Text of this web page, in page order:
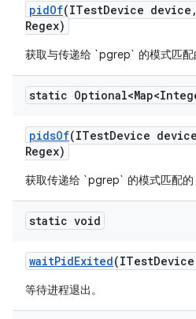
pidOf(ITestDevice device ,
Regex)
获取与传递给 `pgrep` 的模式匹配
static
pidsOf(ITestDevice device
Regex)
获取传递给 `pgrep` 的模式匹配的
static void
waitPidExited(ITest
等待进程退出。